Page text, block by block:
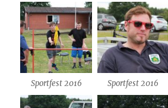
Sportfest 2016 Sportfest 2016